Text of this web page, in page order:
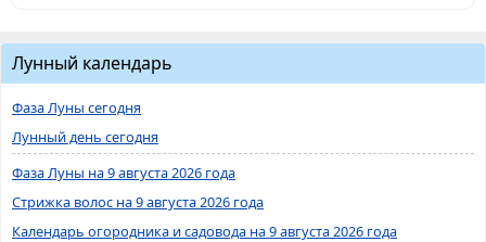
Лунный календарь
Фаза Луны сегодня
Лунный день сегодня
Фаза Луны на 9 августа 2026 года
Стрижка волос на 9 августа 2026 года
Календарь огородника и садовода на 9 августа 2026 года